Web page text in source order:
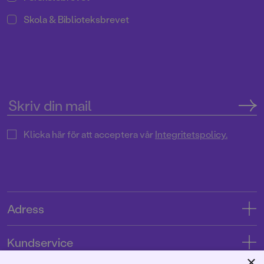
Skola & Biblioteksbrevet
Klicka här för att acceptera vårIntegritetspolicy.
Adress
Kundservice